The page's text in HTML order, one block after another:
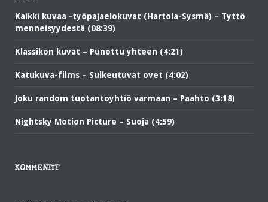
Kaikki kuvaa -työpajaelokuvat (Hartola-Sysmä) – Tyttö
menneisyydestä (08:39)
Klassikon kuvat – Punottu yhteen (4:21)
Katukuva-films – Sulkeutuvat ovet (4:02)
Joku random tuotantoyhtiö varmaan – Paahto (3:18)
Nightsky Motion Picture – Suoja (4:59)
KOMMENTIT